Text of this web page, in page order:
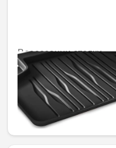
Всесезонни стелки
Dynamic Lines, задни,
комплект от 2
98,82 € /
193,28 лв.